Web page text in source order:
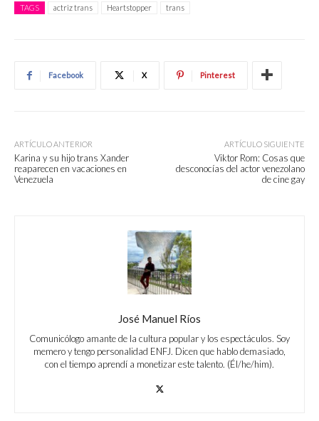
TAGS actriz trans Heartstopper trans
Facebook X Pinterest
ARTÍCULO ANTERIOR
Karina y su hijo trans Xander
reaparecen en vacaciones en
Venezuela
ARTÍCULO SIGUIENTE
Viktor Rom: Cosas que
desconocías del actor venezolano
de cine gay
José Manuel Ríos
Comunicólogo amante de la cultura popular y los espectáculos. Soy
memero y tengo personalidad ENFJ. Dicen que hablo demasiado,
con el tiempo aprendí a monetizar este talento. (Él/he/him).